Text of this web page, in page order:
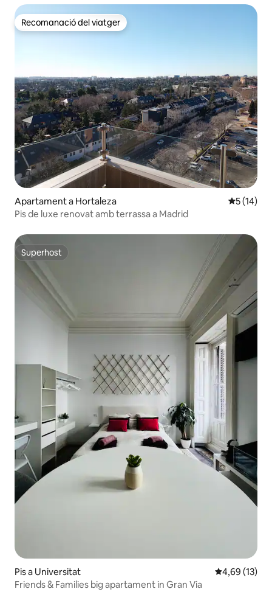
Recomanació del viatger
Recomanació del viatger
Apartament a Hortaleza 5 de
5 (14)
Pis de luxe renovat amb terrassa a Madrid
Superhost
Superhost
Pis a Universitat 4,69 de
4,69 (13)
Friends & Families big apartament in Gran Via